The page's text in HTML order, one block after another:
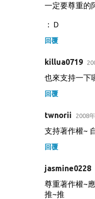
一定要尊重的
：Ｄ
回覆
killua0719
也來支持一下
回覆
twnorii 2008
支持著作權~
回覆
jasmine0228
尊重著作權~
推~推